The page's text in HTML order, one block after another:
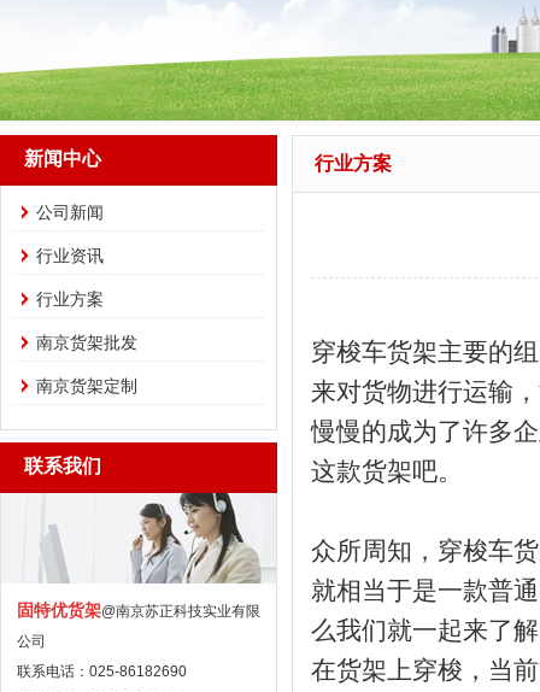
新闻中心
公司新闻
行业资讯
行业方案
南京货架批发
南京货架定制
联系我们
固特优货架@南京苏正科技实业有限
公司
联系电话：025-86182690
行业方案
穿梭车货架主要的
来对货物进行运输
慢慢的成为了许多
这款货架吧。
众所周知，穿梭车
就相当于是一款普
么我们就一起来了
在货架上穿梭，当